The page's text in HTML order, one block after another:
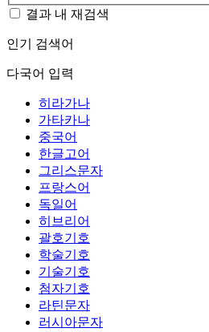
결과 내 재검색
인기 검색어
다국어 입력
히라가나
가타카나
중국어
한글고어
그리스문자
프랑스어
독일어
히브리어
괄호기호
학술기호
기술기호
첨자기호
라틴문자
러시아문자